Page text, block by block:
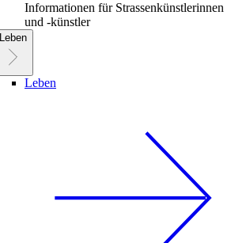
Informationen für Strassenkünstlerinnen
und -künstler
Leben
Leben